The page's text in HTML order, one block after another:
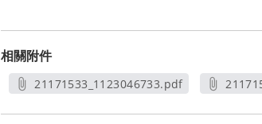
相關附件
21171533_1123046733.pdf